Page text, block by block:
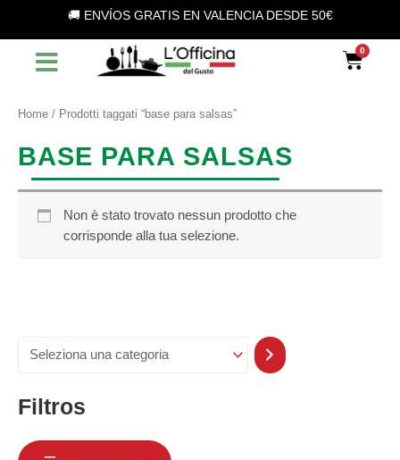
contenuto
🚚 ENVÍOS GRATIS EN VALENCIA DESDE 50€
l
o
u
a
Filtros
Home / Prodotti taggati “base para salsas”
BASE PARA SALSAS
Non è stato trovato nessun prodotto che
corrisponde alla tua selezione.